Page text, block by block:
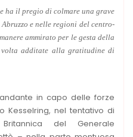
ha il pregio di colmare una grave
e nelle regioni del centro-
ammirato per le gesta della
additate alla gratitudine di
in capo delle forze
Kesselring, nel tentativo di
del Generale